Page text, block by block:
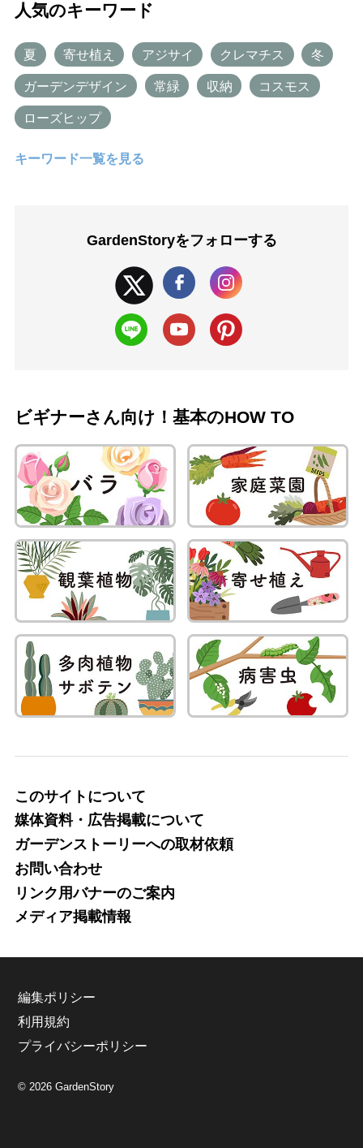
人気のキーワード
夏 寄せ植え アジサイ クレマチス 冬
ガーデンデザイン 常緑 収納 コスモス
ローズヒップ
キーワード一覧を見る
GardenStoryをフォローする
ビギナーさん向け！基本のHOW TO
このサイトについて
媒体資料・広告掲載について
ガーデンストーリーへの取材依頼
お問い合わせ
リンク用バナーのご案内
メディア掲載情報
編集ポリシー
利用規約
プライバシーポリシー
© 2026 GardenStory